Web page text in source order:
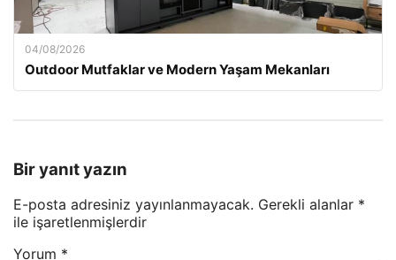
04/08/2026
Outdoor Mutfaklar ve Modern Yaşam Mekanları
Bir yanıt yazın
E-posta adresiniz yayınlanmayacak. Gerekli alanlar *
ile işaretlenmişlerdir
Yorum *